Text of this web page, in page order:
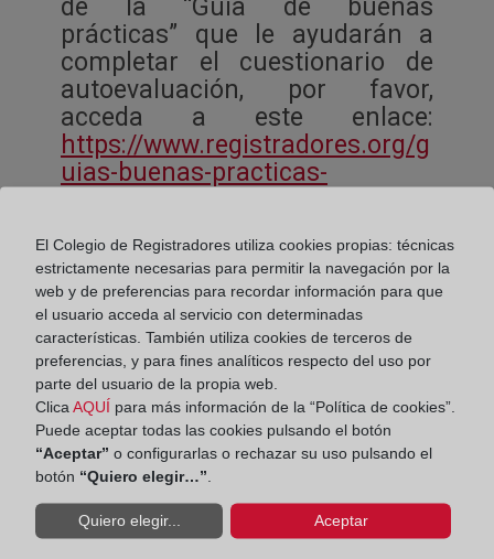
de la “Guía de buenas
prácticas” que le ayudarán a
completar el cuestionario de
autoevaluación, por favor,
acceda a este enlace:
https://www.registradores.org/g
uias-buenas-practicas-
Aviso legal de la aplicación de
autoevaluación para servicios centralizados
de privacidad
El Colegio de Registradores utiliza cookies propias: técnicas
estrictamente necesarias para permitir la navegación por la
web y de preferencias para recordar información para que
el usuario acceda al servicio con determinadas
características. También utiliza cookies de terceros de
preferencias, y para fines analíticos respecto del uso por
parte del usuario de la propia web.
Clica AQUÍ para más información de la “Política de cookies”.
Puede aceptar todas las cookies pulsando el botón
“Aceptar” o configurarlas o rechazar su uso pulsando el
botón “Quiero elegir…”
Quiero elegir... Aceptar